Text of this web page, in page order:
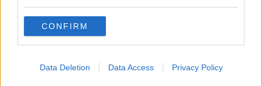
CONFIRM
Data Deletion Data Access Privacy Policy
Le indagini hanno permesso di risalire ad un torinese, che gestiva
la rete illegale di sostanze vietate per doping, smerciandole su gran
parte del territorio nazionale, ai suoi fedeli clienti, 36 persone tra
all’Autorità Giudiziaria per ricettazione, per aver acquistato
sostanze ad azione dopante di provenienza illecita.